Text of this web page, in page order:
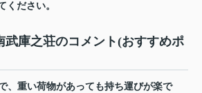
ください。
武庫之荘のコメント(おすすめポ
、重い荷物があっても持ち運びが楽で